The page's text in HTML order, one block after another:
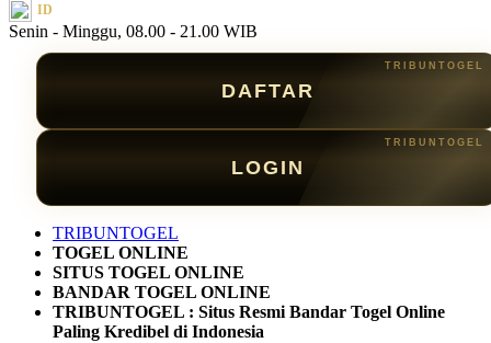
ID
Senin - Minggu, 08.00 - 21.00 WIB
DAFTAR
LOGIN
TRIBUNTOGEL
TOGEL ONLINE
SITUS TOGEL ONLINE
BANDAR TOGEL ONLINE
TRIBUNTOGEL : Situs Resmi Bandar Togel Online
Paling Kredibel di Indonesia